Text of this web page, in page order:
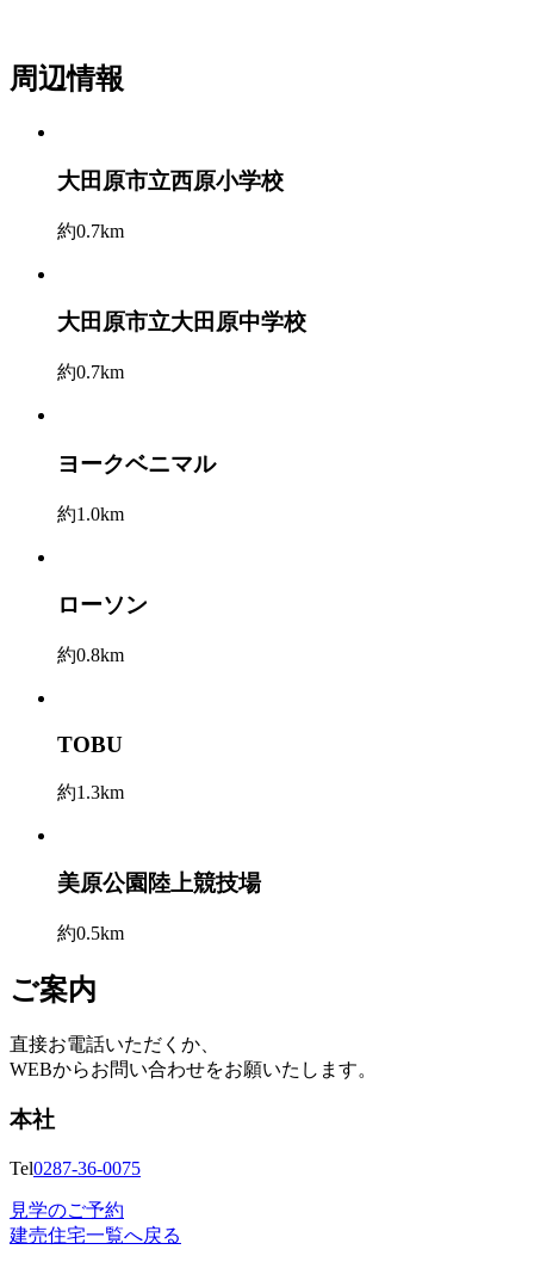
周辺情報
大田原市立西原小学校
約0.7km
大田原市立大田原中学校
約0.7km
ヨークベニマル
約1.0km
ローソン
約0.8km
TOBU
約1.3km
美原公園陸上競技場
約0.5km
ご案内
直接お電話いただくか、
WEBからお問い合わせをお願いたします。
本社
Tel0287-36-0075
見学のご予約
建売住宅一覧へ戻る